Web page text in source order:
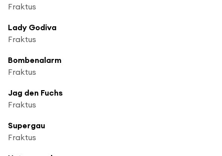
Fraktus
Lady Godiva
Fraktus
Bombenalarm
Fraktus
Jag den Fuchs
Fraktus
Supergau
Fraktus